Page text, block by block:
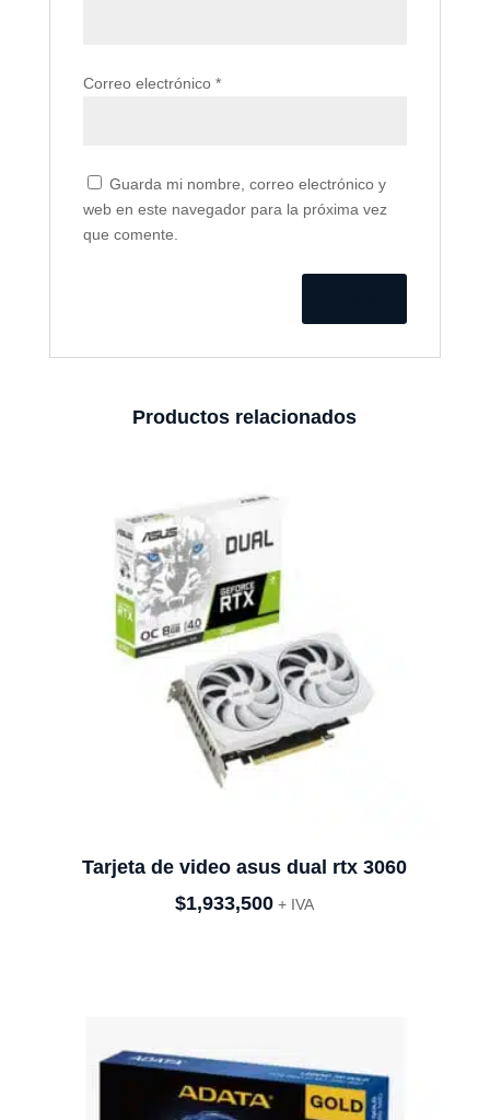
Correo electrónico *
Guarda mi nombre, correo electrónico y
web en este navegador para la próxima vez
que comente.
Productos relacionados
Tarjeta de video asus dual rtx 3060
$1,933,500 + IVA